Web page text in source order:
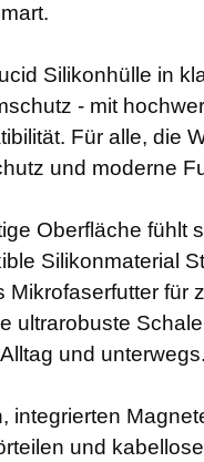
Silikonhülle in
- mit
Für alle, die
und moderne
Oberfläche fühlt
Silikonmaterial
Mikrofaserfutter für
ultrarobuste
und unterwegs.
integrierten
und